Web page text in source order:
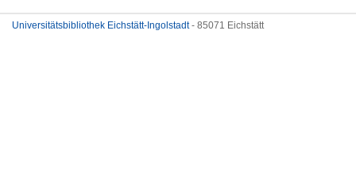
Universitätsbibliothek Eichstätt-Ingolstadt- 85071 Eichstätt